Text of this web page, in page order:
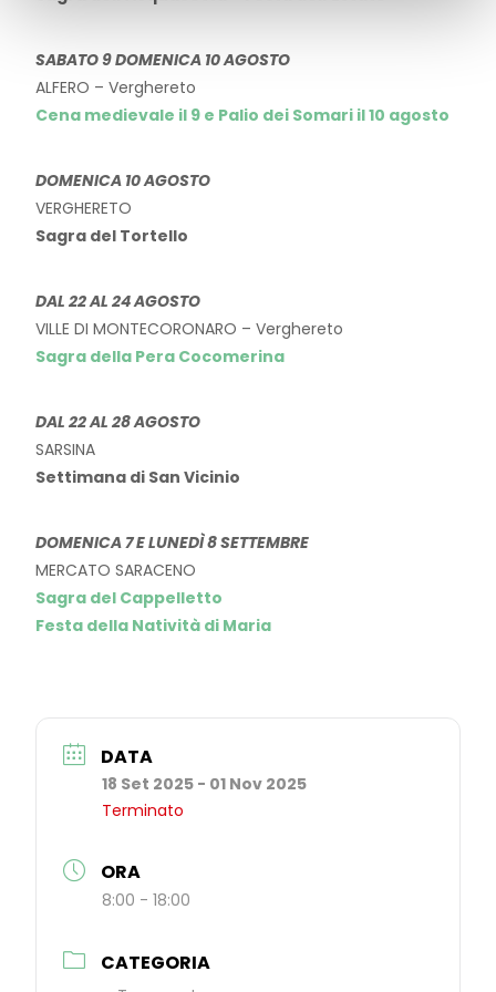
SABATO 9 DOMENICA 10 AGOSTO
ALFERO – Verghereto
Cena medievale il 9 e Palio dei Somari il 10 agosto
DOMENICA 10 AGOSTO
VERGHERETO
Sagra del Tortello
DAL 22 AL 24 AGOSTO
VILLE DI MONTECORONARO – Verghereto
Sagra della Pera Cocomerina
DAL 22 AL 28 AGOSTO
SARSINA
Settimana di San Vicinio
DOMENICA 7 E LUNEDÌ 8 SETTEMBRE
MERCATO SARACENO
Sagra del Cappelletto
Festa della Natività di Maria
DATA
18 Set 2025 - 01 Nov 2025
Terminato
ORA
8:00 - 18:00
CATEGORIA